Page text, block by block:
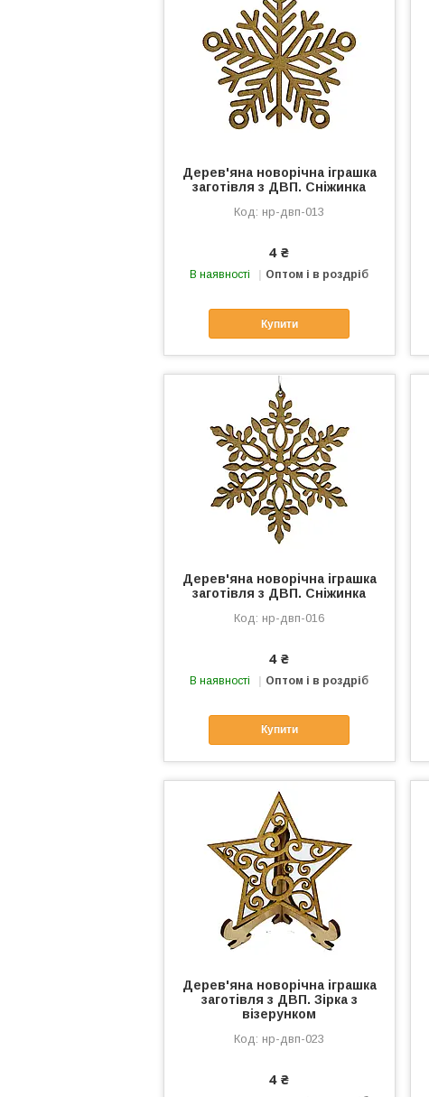
Дерев'яна новорічна іграшка
заготівля з ДВП. Сніжинка
нр-двп-013
4 ₴
В наявності Оптом і в роздріб
Купити
Дерев'яна новорічна іграшка
заготівля з ДВП. Сніжинка
нр-двп-016
4 ₴
В наявності Оптом і в роздріб
Купити
Дерев'яна новорічна іграшка
заготівля з ДВП. Зірка з
візерунком
нр-двп-023
4 ₴